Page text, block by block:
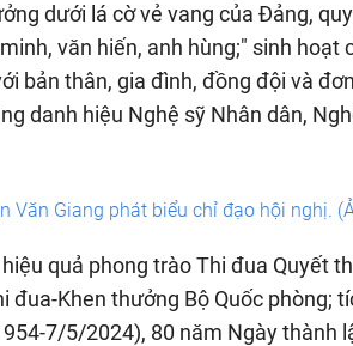
dưới lá cờ vẻ vang của Đảng,
văn hiến, anh hùng;" sinh hoạt
bản thân, gia đình, đồng đội và
danh hiệu Nghệ sỹ Nhân dân,
Văn Giang phát biểu chỉ đạo hội nghị.
quả phong trào Thi đua Quyết
đua-Khen thưởng Bộ Quốc phòng;
7/5/2024), 80 năm Ngày thành